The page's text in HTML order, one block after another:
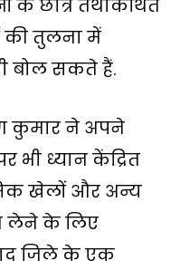
के छात्र तथाकथित
की तुलना में
बोल सकते हैं.
कुमार ने अपने
भी ध्यान केंद्रित
खेलों और अन्य
लेने के लिए
जिले के एक